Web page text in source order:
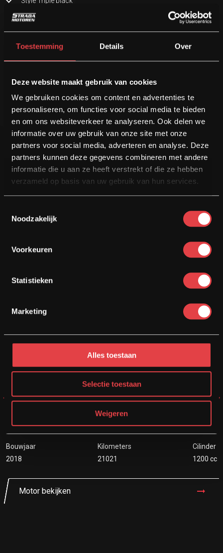
Toestemming Details Over
Deze website maakt gebruik van cookies
We gebruiken cookies om content en advertenties te
personaliseren, om functies voor social media te bieden
en om ons websiteverkeer te analyseren. Ook delen we
informatie over uw gebruik van onze site met onze
partners voor social media, adverteren en analyse. Deze
partners kunnen deze gegevens combineren met andere
informatie die u aan ze heeft verstrekt of die ze hebben
verzameld op basis van uw gebruik van hun services.
Noodzakelijk
Voorkeuren
Statistieken
Marketing
Alles toestaan
Selectie toestaan
Weigeren
Voorbereiding navigatiesysteem
NIEUWSTAAT > EERSTE EIGENAAR > DEALER ONDERHOUDEN >
1000km beurt: 11-06-2024
Klein onderhoud: 07-07-2025 - 3263km
NU RIJDEN! BETALEN DOE JE MET MATE
Financieren
BMW RNINET SCRAMBLER
Bouwjaar
2018
Kilometers
21021
Cilinder
1200 cc
Motor bekijken
€ 11950
€ 11450